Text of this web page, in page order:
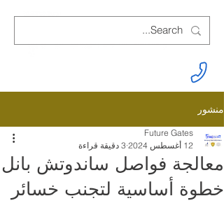
منشور
معالجة فواصل ساندوتش بانل
خطوة أساسية لتجنب خسائر
Future Gates
12 أغسطس 2024
3 دقيقة قراءة